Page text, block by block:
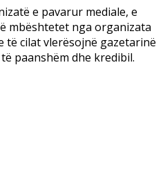
e pavarur mediale, e
mbështetet nga organizata
të cilat vlerësojnë gazetarinë
paanshëm dhe kredibil.